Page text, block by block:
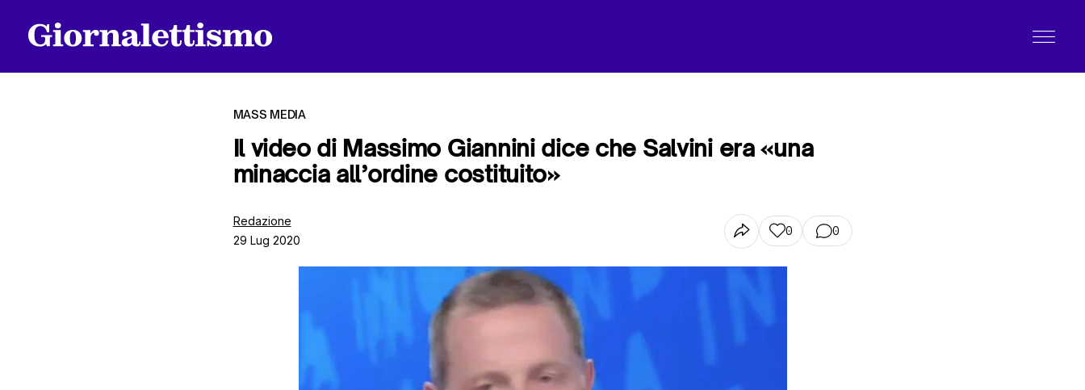
MASS MEDIA
Il video di Massimo Giannini dice che Salvini era «una
minaccia all’ordine costituito»
Redazione
29 Lug 2020
0 0